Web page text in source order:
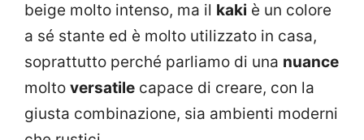
beige molto intenso, ma il kaki è un colore
a sé stante ed è molto utilizzato in casa,
soprattutto perché parliamo di una nuance
molto versatile capace di creare, con la
giusta combinazione, sia ambienti moderni